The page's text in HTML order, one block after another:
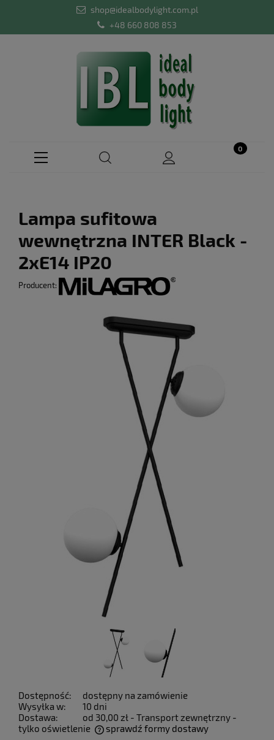
shop@idealbodylight.com.pl
+48 660 808 853
Lampa sufitowa
wewnętrzna INTER Black -
2xE14 IP20
Producent:
Dostępność:
dostępny na zamówienie
Wysyłka w:
10 dni
Dostawa:
od 30,00 zł - Transport zewnętrzny -
tylko oświetlenie
sprawdź formy dostawy